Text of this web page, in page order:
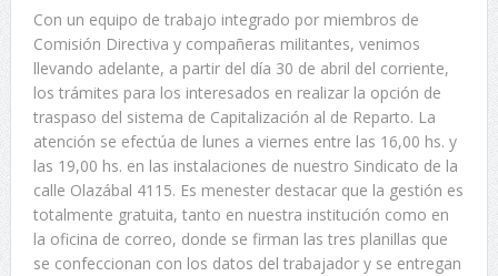
Con un equipo de trabajo integrado por miembros de
Comisión Directiva y compañeras militantes, venimos
llevando adelante, a partir del día 30 de abril del corriente,
los trámites para los interesados en realizar la opción de
traspaso del sistema de Capitalización al de Reparto. La
atención se efectúa de lunes a viernes entre las 16,00 hs. y
las 19,00 hs. en las instalaciones de nuestro Sindicato de la
calle Olazábal 4115. Es menester destacar que la gestión es
totalmente gratuita, tanto en nuestra institución como en
la oficina de correo, donde se firman las tres planillas que
se confeccionan con los datos del trabajador y se entregan